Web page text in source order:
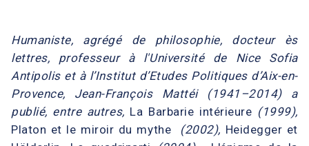
Humaniste, agrégé de philosophie, docteur ès
lettres, professeur à l'Université de Nice Sofia
Antipolis et à l’Institut d’Etudes Politiques d’Aix-en-
Provence, Jean-François Mattéi (1941–2014) a
publié, entre autres, La Barbarie intérieure (1999),
Platon et le miroir du mythe (2002), Heidegger et